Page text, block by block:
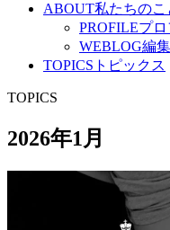
ABOUT私たちのこ
PROFILEプ
WEBLOG編
TOPICS トピックス
TOPICS
2026年1月